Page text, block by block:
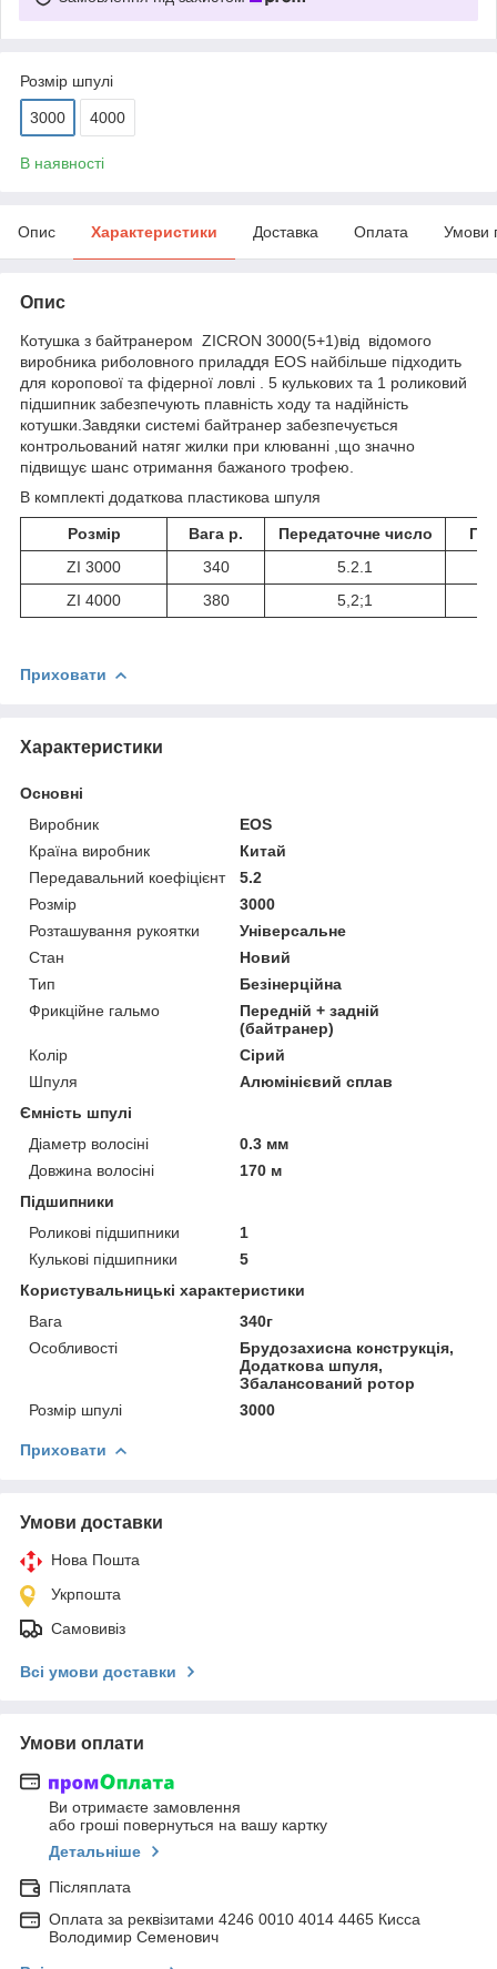
Розмір шпулі
3000 4000
В наявності
Опис Характеристики Доставка Оплата Умови
Опис
Котушка з байтранером ZICRON 3000(5+1)від відомого
виробника риболовного приладдя EOS найбільше підходить
для коропової та фідерної ловлі . 5 кулькових та 1 роликовий
підшипник забезпечують плавність ходу та надійність
котушки.Завдяки системі байтранер забезпечується
контрольований натяг жилки при клюванні ,що значно
підвищує шанс отримання бажаного трофею.
В комплекті додаткова пластикова шпуля
Розмір Вага р. Передаточне число
ZI 3000
340
5.2.1
ZI 4000
380 5,2;1
Приховати
Характеристики
Основні
Виробник
EOS
Країна виробник
Китай
Передавальний коефіцієнт
5.2
Розмір
3000
Розташування рукоятки
Універсальне
Стан
Новий
Тип
Безінерційна
Фрикційне гальмо
Передній + задній
(байтранер)
Колір
Сірий
Шпуля
Алюмінієвий сплав
Ємність шпулі
Діаметр волосіні
0.3 мм
Довжина волосіні
170 м
Підшипники
Роликові підшипники
1
Кулькові підшипники
5
Користувальницькі характеристики
Вага
340г
Особливості
Брудозахисна конструкція,
Додаткова шпуля,
Збалансований ротор
Розмір шпулі
3000
Приховати
Умови доставки
Нова Пошта
Укрпошта
Самовивіз
Всі умови доставки
Умови оплати
Ви отримаєте замовлення
або гроші повернуться на вашу картку
Детальніше
Післяплата
Оплата за реквізитами 4246 0010 4014 4465 Кисса
Володимир Семенович